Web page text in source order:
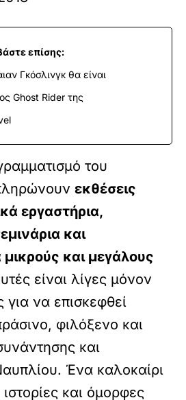
επίσης:
Γκόσλινγκ θα είναι
Ghost Rider της
του
εκθέσεις
εργαστήρια,
και
και μεγάλους
είναι λίγες μόνον
να επισκεφθεί
φιλόξενο και
και
Ένα καλοκαίρι
και όμορφες